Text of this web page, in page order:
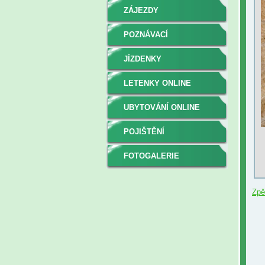
ZÁJEZDY
POZNÁVACÍ
JÍZDENKY
LETENKY ONLINE
UBYTOVÁNÍ ONLINE
POJIŠTĚNÍ
FOTOGALERIE